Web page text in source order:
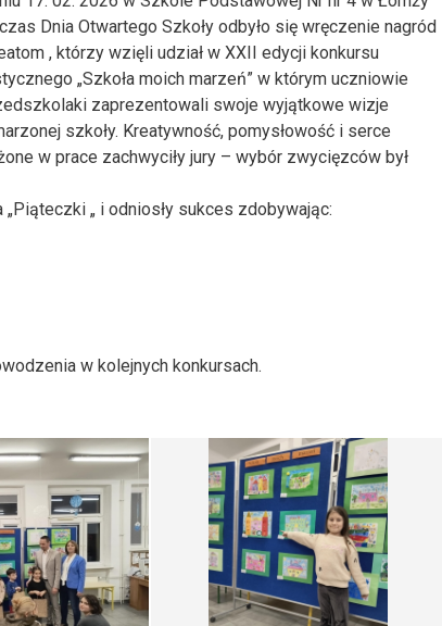
Dnia Otwartego Szkoły odbyło się wręczenie nagród
, którzy wzięli udział w XXII edycji konkursu
„Szkoła moich marzeń” w którym uczniowie
zaprezentowali swoje wyjątkowe wizje
szkoły. Kreatywność, pomysłowość i serce
w prace zachwyciły jury – wybór zwycięzców był
„ i odniosły sukces zdobywając:
w kolejnych konkursach.